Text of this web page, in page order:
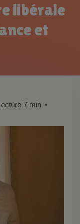
libérale
et
7 min